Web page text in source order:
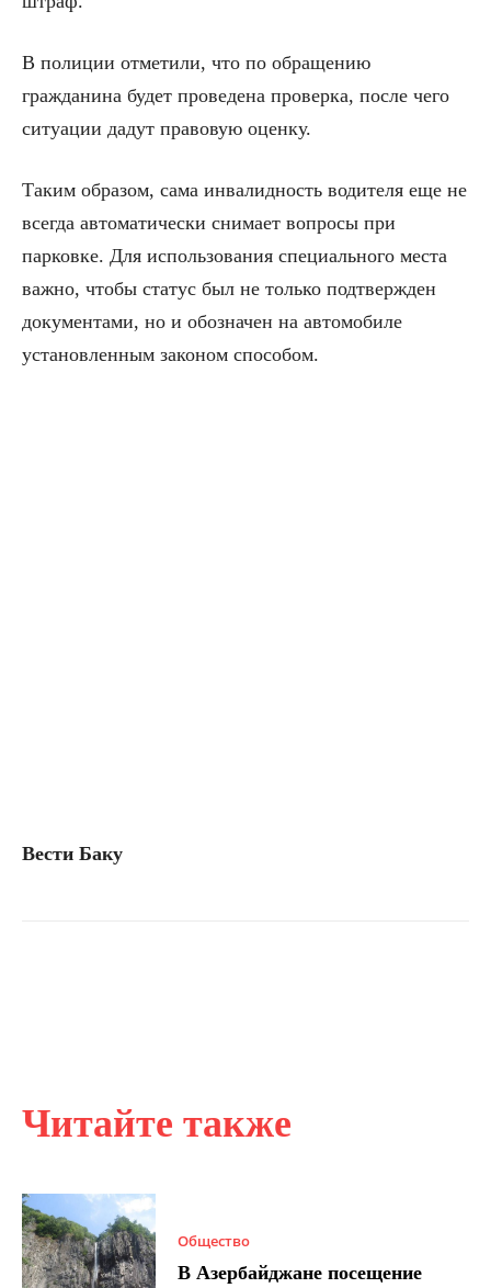
Читайте также
Общество
В Азербайджане посещение
В полиции отметили, что по обращению
гражданина будет проведена проверка, после чего
ситуации дадут правовую оценку.
Таким образом, сама инвалидность водителя еще не
всегда автоматически снимает вопросы при
парковке. Для использования специального места
важно, чтобы статус был не только подтвержден
документами, но и обозначен на автомобиле
установленным законом способом.
Вести Баку